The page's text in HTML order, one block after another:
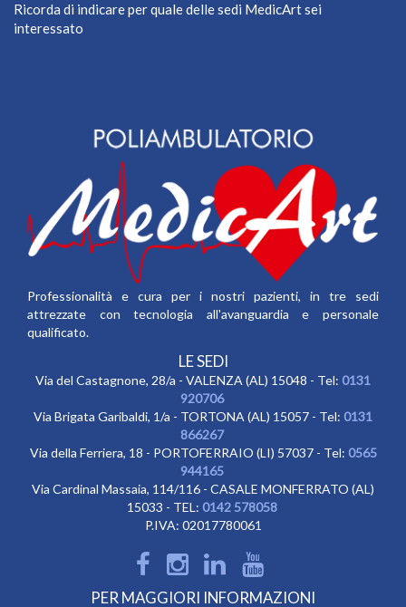
Ricorda di indicare per quale delle sedi MedicArt sei
interessato
Professionalità e cura per i nostri pazienti, in tre sedi
attrezzate con tecnologia all'avanguardia e personale
qualificato.
LE SEDI
Via del Castagnone, 28/a - VALENZA (AL) 15048 - Tel: 0131
920706
Via Brigata Garibaldi, 1/a - TORTONA (AL) 15057 - Tel: 0131
866267
Via della Ferriera, 18 - PORTOFERRAIO (LI) 57037 - Tel: 0565
944165
Via Cardinal Massaia, 114/116 - CASALE MONFERRATO (AL)
15033 - TEL: 0142 578058
P.IVA: 02017780061
PER MAGGIORI INFORMAZIONI